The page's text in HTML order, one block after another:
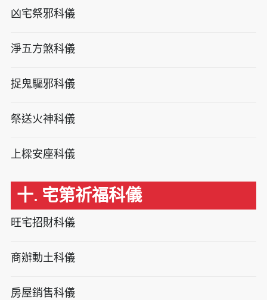
凶宅祭邪科儀
淨五方煞科儀
捉鬼驅邪科儀
祭送火神科儀
上樑安座科儀
十. 宅第祈福科儀
旺宅招財科儀
商辦動土科儀
房屋銷售科儀